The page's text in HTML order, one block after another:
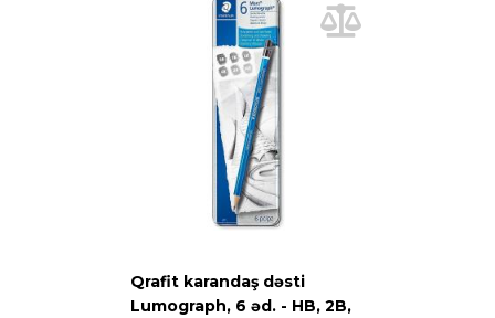
Qrafit karandaş dəsti
Lumograph, 6 əd. - HB, 2B,